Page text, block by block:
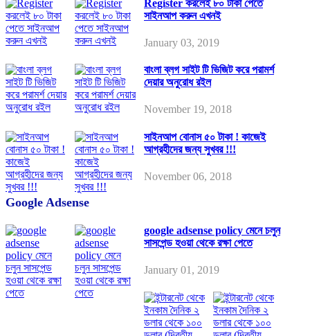
Register করলেই ৮০ টাকা পেতে
সাইনআপ করুন এখনই
January 03, 2019
বাংলা ব্লগ সাইট টি ভিজিট করে পরামর্শ
দেয়ার অনুরোধ রইল
November 19, 2018
সাইনআপ বোনাস ৫০ টাকা ! কাজেই
আগ্রহীদের জন্য সুখবর !!!
November 06, 2018
Google Adsense
google adsense policy মেনে চলুন
সাসপেন্ড হওয়া থেকে রক্ষা পেতে
January 01, 2019